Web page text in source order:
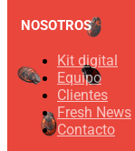
NOSOTROS
Kit digital
Equipo
Clientes
Fresh News
Contacto